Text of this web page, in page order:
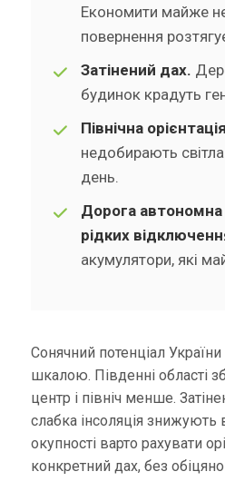
Економити майже
повернення
Затінений дах.
будинок крадуть
Північна
недобирають
день.
Дорога
рідких
акумулятори, які
Сонячний потенціал
шкалою. Південні області
центр і північ менше.
слабка інсоляція знижують
окупності варто рахувати
конкретний дах, без